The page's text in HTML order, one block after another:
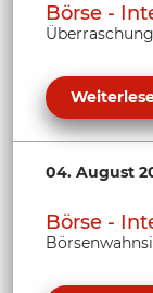
Börse -
04. August
Börse -